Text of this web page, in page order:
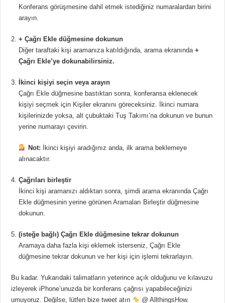
Konferans görüşmesine dahil etmek istediğiniz numaralardan birini
arayın.
+ Çağrı Ekle düğmesine dokunun
Diğer taraftaki kişi aramanıza katıldığında, arama ekranında+
Çağrı Ekle’ye dokunabilirsiniz.
İkinci kişiyi seçin veya arayın
Çağrı Ekle düğmesine bastıktan sonra, konferansa eklenecek
kişiyi seçmek için Kişiler ekranını göreceksiniz. İkinci numara
kişilerinizde yoksa, alt çubuktaki Tuş Takımı’na dokunun ve bunun
yerine numarayı çevirin.
Not: İkinci kişiyi aradığınız anda, ilk arama beklemeye
alınacaktır.
Çağrıları birleştir
İkinci kişi aramanızı aldıktan sonra, şimdi arama ekranında Çağrı
Ekle düğmesinin yerine görünen Aramaları Birleştir düğmesine
dokunun.
(isteğe bağlı) Çağrı Ekle düğmesine tekrar dokunun
Aramaya daha fazla kişi eklemek isterseniz, Çağrı Ekle
düğmesine tekrar dokunun ve her kişi için işlemi tekrarlayın.
Bu kadar. Yukarıdaki talimatların yeterince açık olduğunu ve kılavuzu
izleyerek iPhone’unuzda bir konferans çağrısı yapabileceğinizi
umuyoruz. Değilse, lütfen bize tweet atın
@ AllthingsHow.